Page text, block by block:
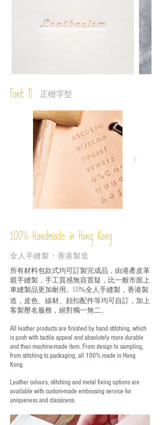
Font D 正楷字型
100% Handmade in Hong Kong
全人手縫製・香港製造
所有材料包款式均可訂製完成品，由港產皮革
親手縫製，手工質感無容置疑，比一般市面上
車縫製品更加耐用。 100%全人手縫製，香港製
造，皮色、線材、鈕扣配件等均可自訂，加上
客製壓名服務，絕對獨一無二。
All leather products are finished by hand stitching, which
is posh with tactile appeal and absolutely more durable
and than machine-made item. From design to sampling,
from stitching to packaging, all 100% made in Hong
Kong.
Leather colours, stitching and metal fixing options are
available with custom-made embossing service for
uniqueness and classiness.